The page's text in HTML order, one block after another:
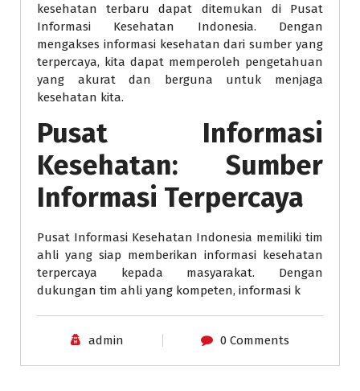
kesehatan terbaru dapat ditemukan di Pusat
Informasi Kesehatan Indonesia. Dengan
mengakses informasi kesehatan dari sumber yang
terpercaya, kita dapat memperoleh pengetahuan
yang akurat dan berguna untuk menjaga
kesehatan kita.
Pusat Informasi
Kesehatan: Sumber
Informasi Terpercaya
Pusat Informasi Kesehatan Indonesia memiliki tim
ahli yang siap memberikan informasi kesehatan
terpercaya kepada masyarakat. Dengan
dukungan tim ahli yang kompeten, informasi k
admin 0 Comments